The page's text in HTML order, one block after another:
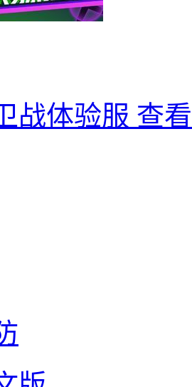
战体验服 查